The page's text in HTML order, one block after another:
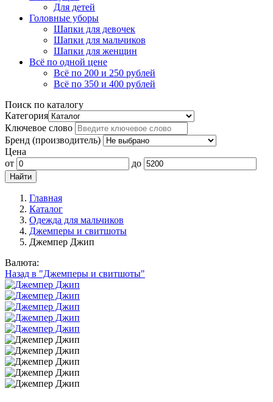
Для детей
Головные уборы
Шапки для девочек
Шапки для мальчиков
Шапки для женщин
Всё по одной цене
Всё по 200 и 250 рублей
Всё по 350 и 400 рублей
Поиск по каталогу
Категория
Ключевое слово
Бренд (производитель)
Цена
от
до
Главная
Каталог
Одежда для мальчиков
Джемперы и свитшоты
Джемпер Джип
Валюта:
Назад в "Джемперы и свитшоты"